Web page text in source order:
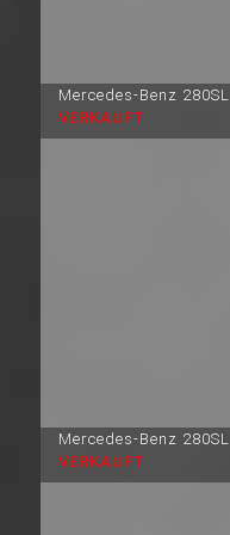
Mercedes-Benz 280SL
VERKAUFT
Mercedes-Benz 280SL
VERKAUFT